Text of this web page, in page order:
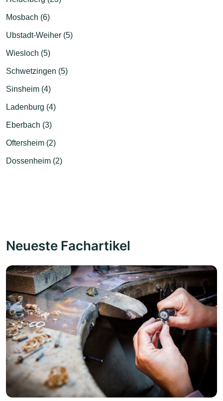
Mosbach (6)
Ubstadt-Weiher (5)
Wiesloch (5)
Schwetzingen (5)
Sinsheim (4)
Ladenburg (4)
Eberbach (3)
Oftersheim (2)
Dossenheim (2)
Neueste Fachartikel